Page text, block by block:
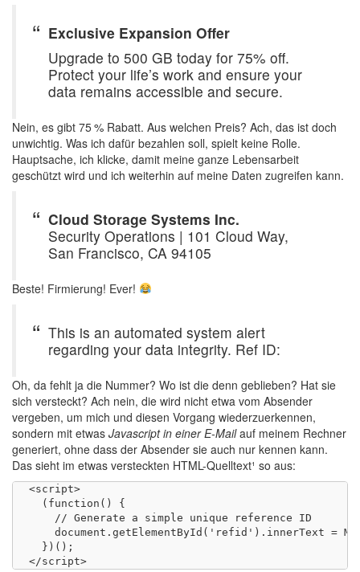
Exclusive Expansion Offer
Upgrade to 500 GB today for 75% off.
Protect your life’s work and ensure your
data remains accessible and secure.
Nein, es gibt 75 % Rabatt. Aus welchen Preis? Ach, das ist doch
unwichtig. Was ich dafür bezahlen soll, spielt keine Rolle.
Hauptsache, ich klicke, damit meine ganze Lebensarbeit
geschützt wird und ich weiterhin auf meine Daten zugreifen kann.
Cloud Storage Systems Inc.
Security Operations | 101 Cloud Way,
San Francisco, CA 94105
Beste! Firmierung! Ever!
This is an automated system alert
regarding your data integrity. Ref ID:
Oh, da fehlt ja die Nummer? Wo ist die denn geblieben? Hat sie
sich versteckt? Ach nein, die wird nicht etwa vom Absender
vergeben, um mich und diesen Vorgang wiederzuerkennen,
sondern mit etwas Javascript in einer E-Mailauf meinem Rechner
generiert, ohne dass der Absender sie auch nur kennen kann.
Das sieht im etwas versteckten HTML-Quelltext¹ so aus:
<script>
  (function() {
    // Generate a simple unique reference ID
document.getElementById('refid').innerText =
  })();